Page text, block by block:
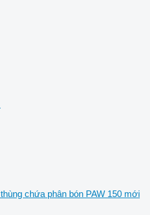
thùng chứa phân bón PAW 150 mới